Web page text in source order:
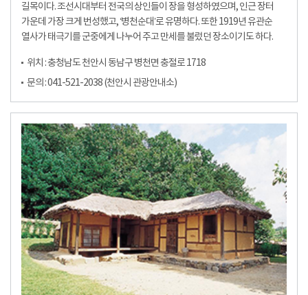
길목이다. 조선시대부터 전국의 상인들이 장을 형성하였으며, 인근 장터
가운데 가장 크게 번성했고, ‘병천순대’로 유명하다. 또한 1919년 유관순
열사가 태극기를 군중에게 나누어 주고 만세를 불렀던 장소이기도 하다.
위치 : 충청남도 천안시 동남구 병천면 충절로 1718
문의 : 041-521-2038 (천안시 관광안내소)